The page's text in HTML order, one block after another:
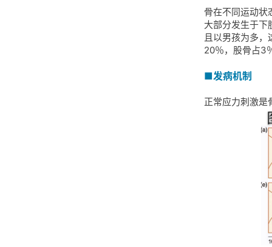
骨在不同运动状
大部分发生于下
且以男孩为多
20％，股骨占3
■发病机制
正常应力刺激是